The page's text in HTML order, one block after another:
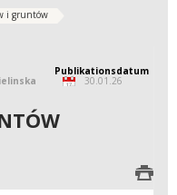
i gruntów
Publikationsdatum
30.01.26